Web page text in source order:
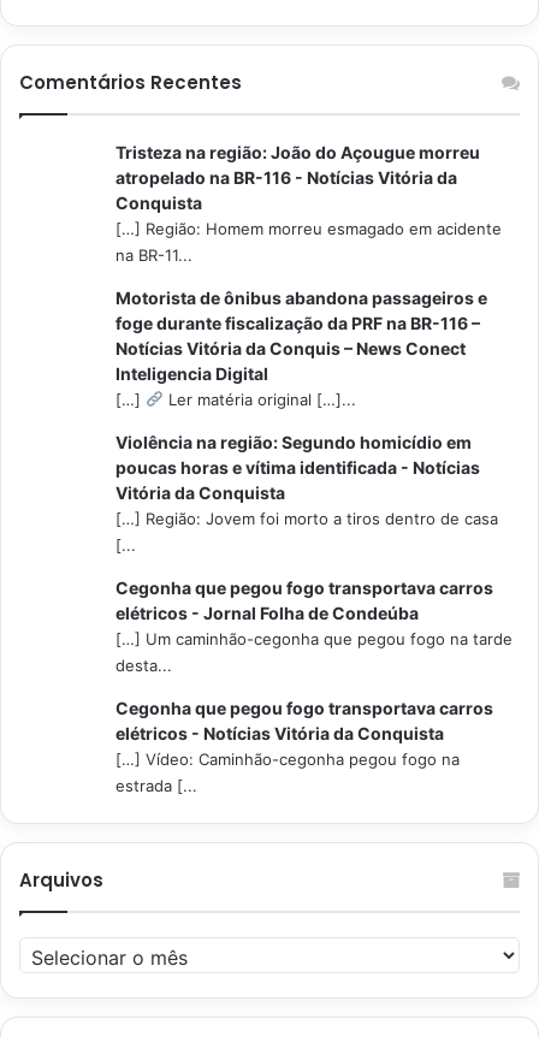
Comentários Recentes
Tristeza na região: João do Açougue morreu
atropelado na BR-116 - Notícias Vitória da
Conquista
[…] Região: Homem morreu esmagado em acidente
na BR-11...
Motorista de ônibus abandona passageiros e
foge durante fiscalização da PRF na BR-116 –
Notícias Vitória da Conquis – News Conect
Inteligencia Digital
[…] Ler matéria original […]...
Violência na região: Segundo homicídio em
poucas horas e vítima identificada - Notícias
Vitória da Conquista
[…] Região: Jovem foi morto a tiros dentro de casa
[...
Cegonha que pegou fogo transportava carros
elétricos - Jornal Folha de Condeúba
[…] Um caminhão-cegonha que pegou fogo na tarde
desta...
Cegonha que pegou fogo transportava carros
elétricos - Notícias Vitória da Conquista
[…] Vídeo: Caminhão-cegonha pegou fogo na
estrada [...
Arquivos
Arquivos